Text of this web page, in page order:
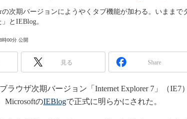
の次期バージョンにようやくタブ機能が加わる。いままで
とIEBlog。
時00分 公開
見る Share
ラウザ次期バージョン「Internet Explorer 7」（IE7
MicrosoftのIEBlogで正式に明らかにされた。